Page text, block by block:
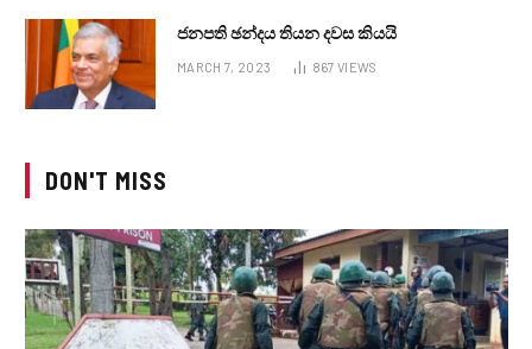
ජනපති ඡන්දය තියන දවස කියයි
MARCH 7, 2023 867 VIEWS
DON'T MISS